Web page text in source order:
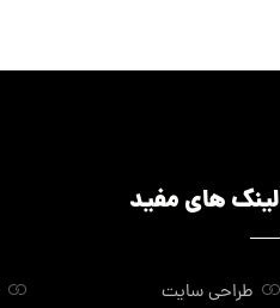
لینک های مفید
طراحی سایت